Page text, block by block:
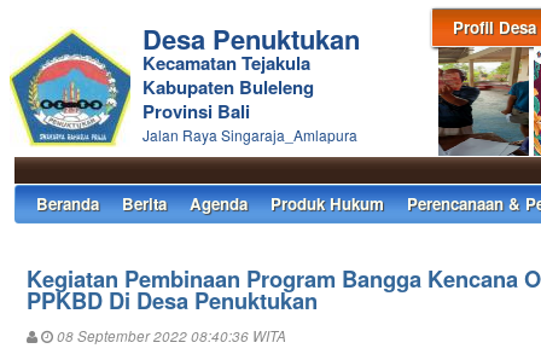
Profil Desa
Desa Penuktukan
Kecamatan Tejakula
Kabupaten Buleleng
Provinsi Bali
Jalan Raya Singaraja_Amlapura
Beranda Berita Agenda Produk Hukum Perencanaan &
Kegiatan Pembinaan Program Bangga Kencana
PPKBD Di Desa Penuktukan
08 September 2022 08:40:36 WITA